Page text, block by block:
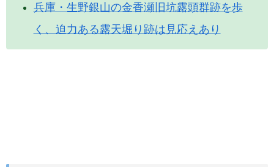
兵庫・生野銀山の金香瀬旧坑露頭群跡を歩
く、迫力ある露天堀り跡は見応えあり